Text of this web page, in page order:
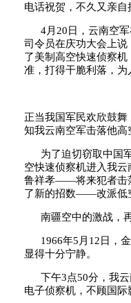
电话祝贺，不久又亲自
4月 20 日，云南空
司令员在庆功大会上说
了美制高空快速侦察
准，打得干脆利落，为
正当我国军民欢欣鼓
知我云南空军击落他高
为了迫切窃取中国
空快速侦察机进入我云
鲁祥孝——将来犯者击
了新的招数——改派低
南疆空中的激战，
1966年5 月 12 日，
显得十分宁静。
下午3点50分，我
电子侦察机，不顾国际